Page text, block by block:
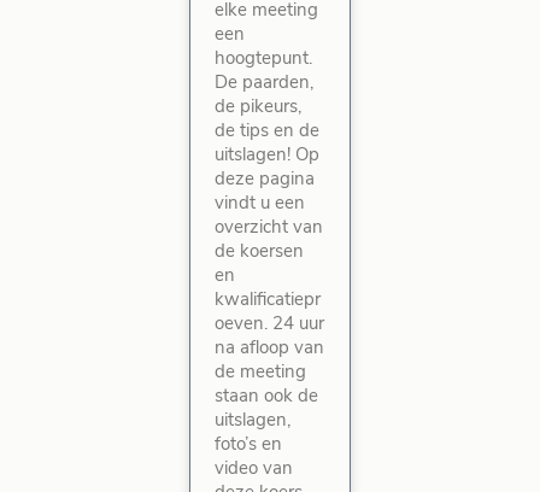
elke meeting
een
hoogtepunt.
De paarden,
de pikeurs,
de tips en de
uitslagen! Op
deze pagina
vindt u een
overzicht van
de koersen
en
kwalificatiepr
oeven. 24 uur
na afloop van
de meeting
staan ook de
uitslagen,
foto’s en
video van